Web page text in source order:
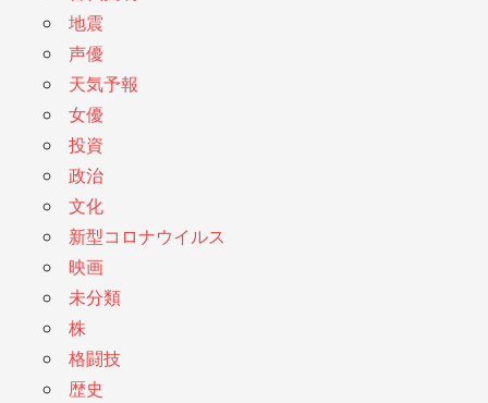
地震
声優
天気予報
女優
投資
政治
文化
新型コロナウイルス
映画
未分類
株
格闘技
歴史